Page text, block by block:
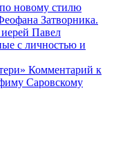
новому стилю
Затворника.
Павел
с личностью и
Комментарий к
Саровскому